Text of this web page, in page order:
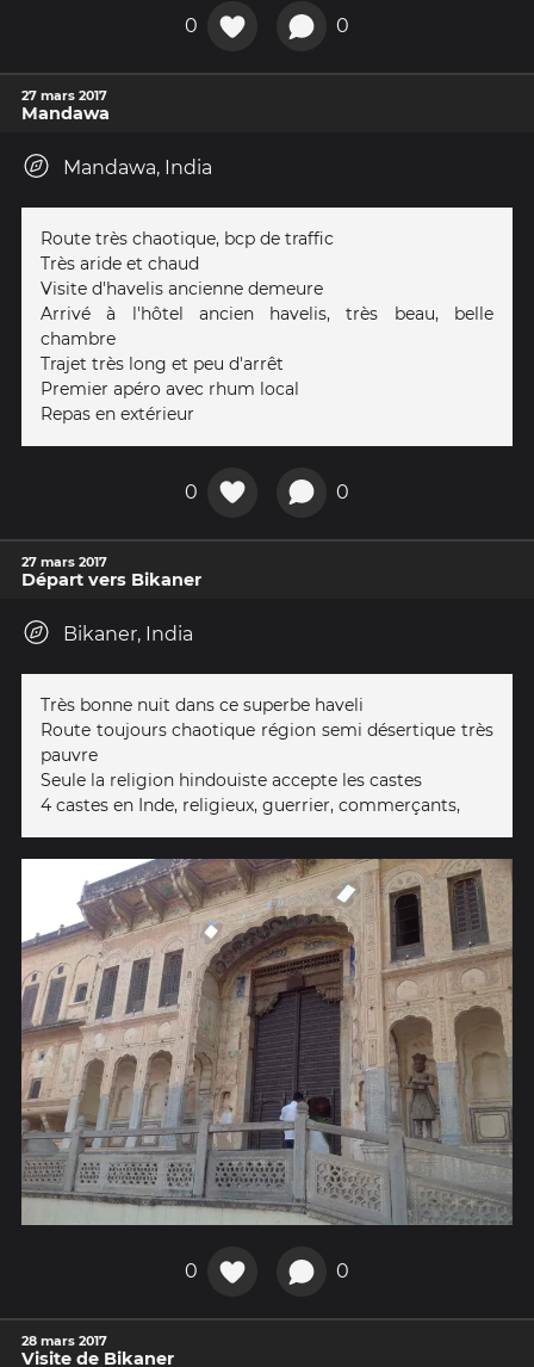
0 0
27 mars 2017
Mandawa
Mandawa, India
Route très chaotique, bcp de traffic
Très aride et chaud
Visite d'havelis ancienne demeure
Arrivé à l'hôtel ancien havelis, très beau, belle
chambre
Trajet très long et peu d'arrêt
Premier apéro avec rhum local
Repas en extérieur
0 0
27 mars 2017
Départ vers Bikaner
Bikaner, India
Très bonne nuit dans ce superbe haveli
Route toujours chaotique région semi désertique très
pauvre
Seule la religion hindouiste accepte les castes
4 castes en Inde, religieux, guerrier, commerçants,
0 0
28 mars 2017
Visite de Bikaner